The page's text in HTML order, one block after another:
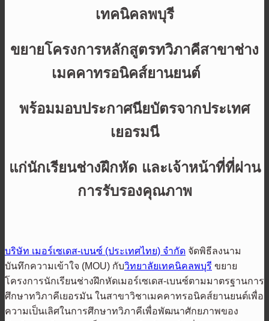
เทคนิคลพบุรี
ขยายโครงการหลักสูตรทวิภาคีสาขาช่าง
เมคคาทรอนิคส์ยานยนต์
พร้อมมอบประกาศนียบัตรจากประเทศ
เยอรมนี
แก่นักเรียนช่างฝึกหัด และเจ้าหน้าที่ที่ผ่าน
การรับรองคุณภาพ
บริษัท เมอร์เซเดส-เบนซ์ (ประเทศไทย) จำกัด จัดพิธีลงนาม
บันทึกความเข้าใจ (MOU) กับวิทยาลัยเทคนิคลพบุรี ขยาย
โครงการนักเรียนช่างฝึกหัดเมอร์เซเดส-เบนซ์ตามมาตรฐานการ
ศึกษาทวิภาคีเยอรมัน ในสาขาวิชาเมคคาทรอนิคส์ยานยนต์เพื่อ
ความเป็นเลิศในการศึกษาทวิภาคีเพื่อพัฒนาศักยภาพของ